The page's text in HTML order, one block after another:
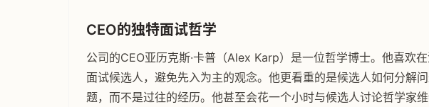
CEO的独特面试哲学
公司的CEO亚历克斯·卡普（Alex Karp）是一位哲学博士。他喜欢
面试候选人，避免先入为主的观念。他更看重的是候选人如何分解
题，而不是过往的经历。他甚至会花一个小时与候选人讨论哲学家